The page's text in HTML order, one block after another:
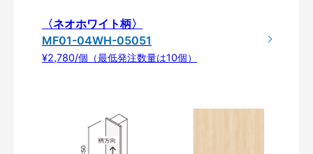
〈ネオホワイト柄〉
MF01-04WH-05051
¥2,780/個（最低発注数量は10個）